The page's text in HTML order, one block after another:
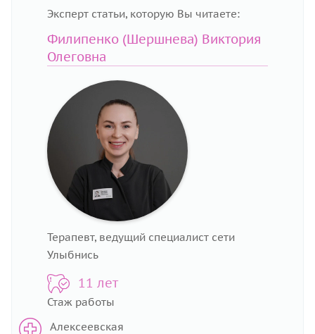
Эксперт статьи, которую Вы читаете:
Филипенко (Шершнева) Виктория
Олеговна
Терапевт, ведущий специалист сети
Улыбнись
11 лет
Стаж работы
Алексеевская